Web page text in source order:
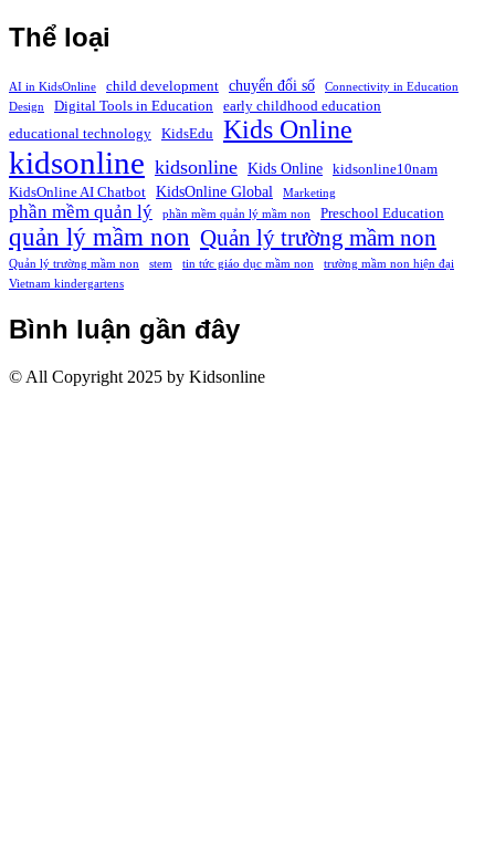
Thể loại
AI in KidsOnline child development chuyển đổi số
Connectivity in Education
Design
Digital Tools in Education
early childhood education
educational technology
KidsEdu Kids Online
kidsonline kidsonline Kids Online
kidsonline10nam
KidsOnline AI Chatbot
KidsOnline Global Marketing
phần mềm quản lý phần mềm quản lý mầm non Preschool Education
quản lý mầm non Quản lý trường mầm non
Quản lý trường mầm non stem tin tức giáo dục mầm non
trường mầm non hiện đại
Vietnam kindergartens
Bình luận gần đây
© All Copyright 2025 by Kidsonline